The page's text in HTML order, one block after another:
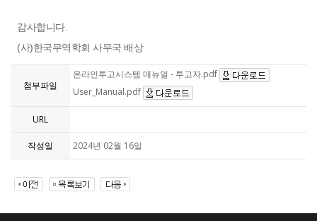
감사합니다.
(사)한국무역학회 사무국 배상
첨부파일
온라인투고시스템 매뉴얼 - 투고자.pdf
User_Manual.pdf
URL
작성일 2024년 02월 16일